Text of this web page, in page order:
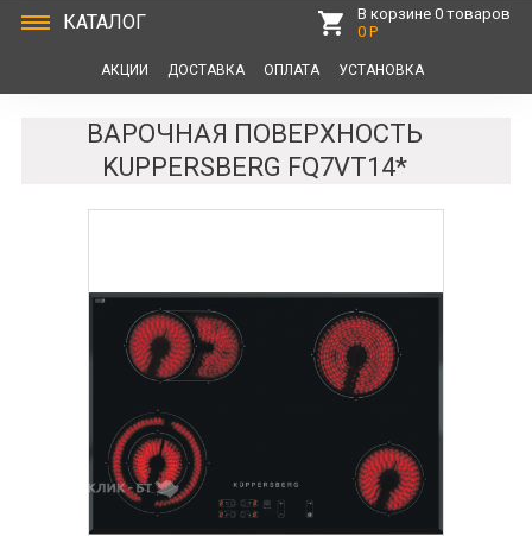
КАТАЛОГ
В корзине 0 товаров
0 Р
АКЦИИ ДОСТАВКА ОПЛАТА УСТАНОВКА
ВАРОЧНАЯ ПОВЕРХНОСТЬ
KUPPERSBERG FQ7VT14*